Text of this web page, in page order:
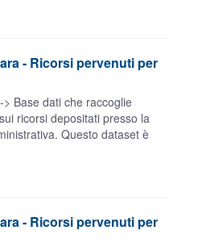
- Ricorsi pervenuti per
Base dati che raccoglie
ricorsi depositati presso la
Questo dataset è
- Ricorsi pervenuti per